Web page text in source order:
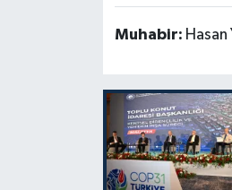
Muhabir: Hasan